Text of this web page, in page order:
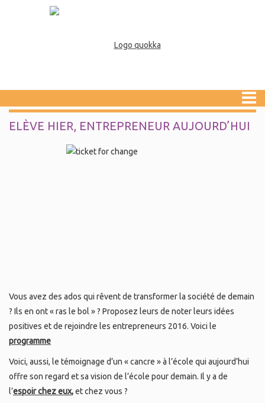
ELÈVE HIER, ENTREPRENEUR AUJOURD’HUI
Vous avez des ados qui rêvent de transformer la société de demain
? Ils en ont « ras le bol » ? Proposez leurs de noter leurs idées
positives et de rejoindre les entrepreneurs 2016. Voici le
programme
Voici, aussi, le témoignage d’un « cancre » à l’école qui aujourd’hui
offre son regard et sa vision de l’école pour demain. Il y a de
l’espoir chez eux,et chez vous ?